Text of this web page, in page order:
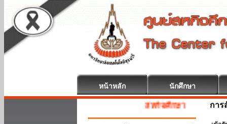
หน้าหลัก นักศึกษา
สหกิจศึกษา ยินดีต้อนรับ การ